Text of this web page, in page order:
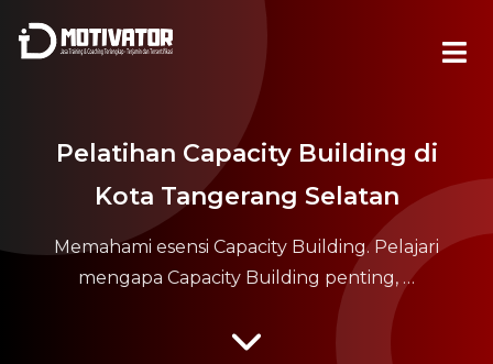
Pelatihan Capacity Building di
Kota Tangerang Selatan
Memahami esensi Capacity Building. Pelajari
mengapa Capacity Building penting, …